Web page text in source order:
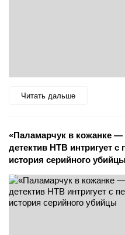
Читать дальше
«Паламарчук в кожанке —
детектив НТВ интригует
история серийного убийцы